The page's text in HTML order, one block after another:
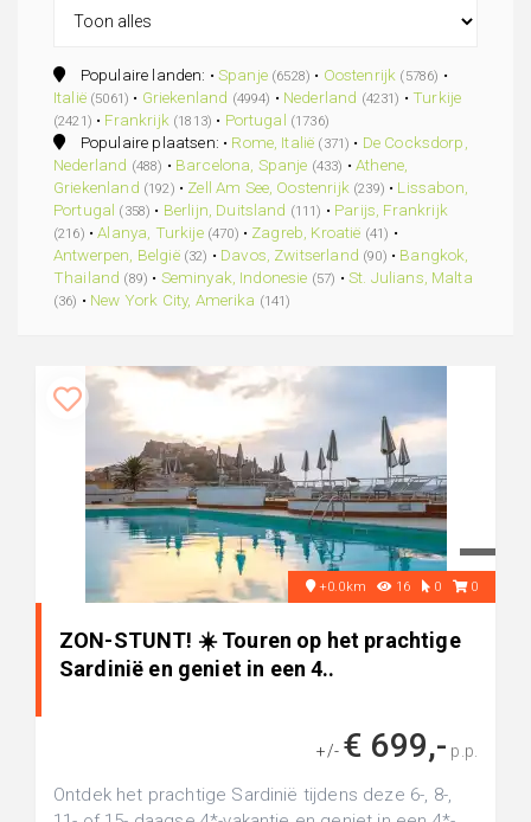
Populaire landen: •Spanje (6528) • Oostenrijk (5786) •
Italië (5061) • Griekenland (4994) • Nederland (4231) • Turkije
(2421) • Frankrijk (1813) • Portugal (1736)
Populaire plaatsen: • Rome, Italië (371) • De Cocksdorp,
Nederland (488) • Barcelona, Spanje (433) •Athene,
Griekenland (192) • Zell Am See, Oostenrijk (239) • Lissabon,
Portugal (358) • Berlijn, Duitsland (111) • Parijs, Frankrijk
(216) •Alanya, Turkije (470) • Zagreb, Kroatië (41) •
Antwerpen, België (32) • Davos, Zwitserland (90) • Bangkok,
Thailand (89) • Seminyak, Indonesie (57) • St. Julians, Malta
(36) • New York City, Amerika (141)
+0.0km 16 0 0
ZON-STUNT! ☀️ Touren op het prachtige
Sardinië en geniet in een 4..
+/- € 699,- p.p.
Ontdek het prachtige Sardinië tijdens deze 6-, 8-,